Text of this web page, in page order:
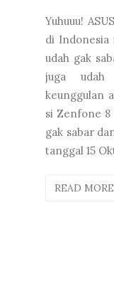
Yuhuuu!
di Indonesia
udah gak
juga udah
keunggulan
si Zenfone 8
gak sabar
tanggal 15
READ